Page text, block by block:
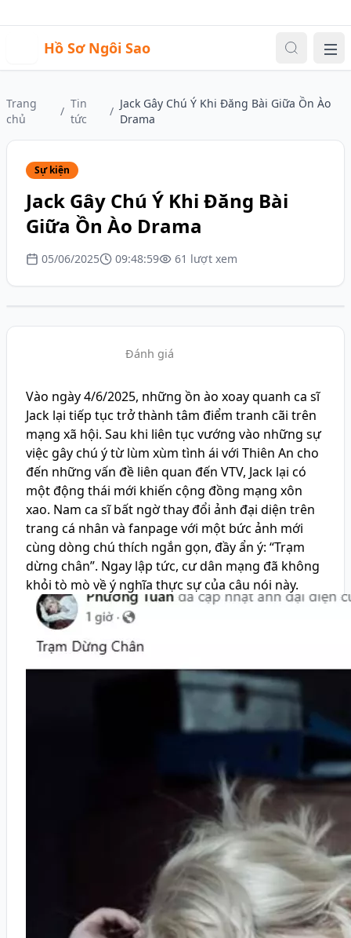
Hồ Sơ Ngôi Sao
Trang
chủ
/
Tin
tức
/
Jack Gây Chú Ý Khi Đăng Bài Giữa Ồn Ào
Drama
Sự kiện
Jack Gây Chú Ý Khi Đăng Bài
Giữa Ồn Ào Drama
05/06/2025 09:48:59 61 lượt xem
Đánh giá
Vào ngày 4/6/2025, những ồn ào xoay quanh ca sĩ
Jack lại tiếp tục trở thành tâm điểm tranh cãi trên
mạng xã hội. Sau khi liên tục vướng vào những sự
việc gây chú ý từ lùm xùm tình ái với Thiên An cho
đến những vấn đề liên quan đến VTV, Jack lại có
một động thái mới khiến cộng đồng mạng xôn
xao. Nam ca sĩ bất ngờ thay đổi ảnh đại diện trên
trang cá nhân và fanpage với một bức ảnh mới
cùng dòng chú thích ngắn gọn, đầy ẩn ý: “Trạm
dừng chân”. Ngay lập tức, cư dân mạng đã không
khỏi tò mò về ý nghĩa thực sự của câu nói này.